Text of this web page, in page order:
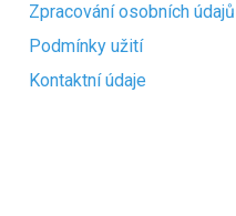
Zpracování osobních údajů
Podmínky užití
Kontaktní údaje